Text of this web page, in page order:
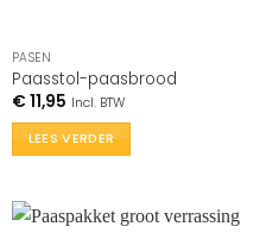
PASEN
Paasstol-paasbrood
€11,95 Incl. BTW
LEES VERDER